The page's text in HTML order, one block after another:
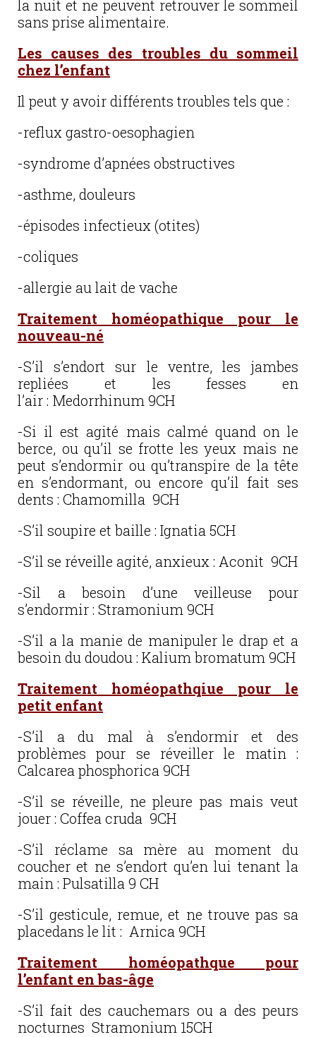
la nuit et ne peuvent retrouver le sommeil
sans prise alimentaire.
Les causes des troubles du sommeil
chez l’enfant
Il peut y avoir différents troubles tels que :
-reflux gastro-oesophagien
-syndrome d’apnées obstructives
-asthme, douleurs
-épisodes infectieux (otites)
-coliques
-allergie au lait de vache
Traitement homéopathique pour le
nouveau-né
-S’il s’endort sur le ventre, les jambes
repliées et les fesses en
l’air : Medorrhinum 9CH
-Si il est agité mais calmé quand on le
berce, ou qu’il se frotte les yeux mais ne
peut s’endormir ou qu’transpire de la tête
en s’endormant, ou encore qu’il fait ses
dents : Chamomilla 9CH
-S’il soupire et baille : Ignatia 5CH
-S’il se réveille agité, anxieux : Aconit 9CH
-Sil a besoin d’une veilleuse pour
s’endormir : Stramonium 9CH
-S’il a la manie de manipuler le drap et a
besoin du doudou : Kalium bromatum 9CH
Traitement homéopathqiue pour le
petit enfant
-S’il a du mal à s’endormir et des
problèmes pour se réveiller le matin :
Calcarea phosphorica 9CH
-S’il se réveille, ne pleure pas mais veut
jouer : Coffea cruda 9CH
-S’il réclame sa mère au moment du
coucher et ne s’endort qu’en lui tenant la
main : Pulsatilla 9 CH
-S’il gesticule, remue, et ne trouve pas sa
placedans le lit : Arnica 9CH
Traitement homéopathque pour
l’enfant en bas-âge
-S’il fait des cauchemars ou a des peurs
nocturnes Stramonium 15CH